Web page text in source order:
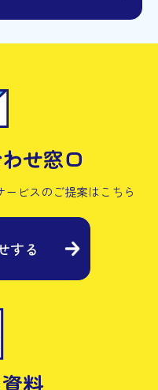
せ窓口
ービスのご提案はこちら
する
料